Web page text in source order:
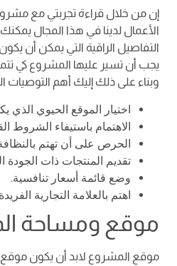
إن من خلال قراءة تجربتي مع
الأعمال لدينا في هذا المجال
التفاصيل الراقية التي يمكن أن
يجب أن تسير عليها المشروع كي
وبناء على ذلك إليك أهم التوصيات
اختيار الموقع الحيوي الذي
الاهتمام باستيفاء الشروط
الحرص على أن تهتم
تقديم المنتجات ذات الجودة
وضع قائمة أسعار تنافسية.
اهتم بالعلامة التجارية
موقع ومساحة
موقع المشروع لابد أن يكون موقع